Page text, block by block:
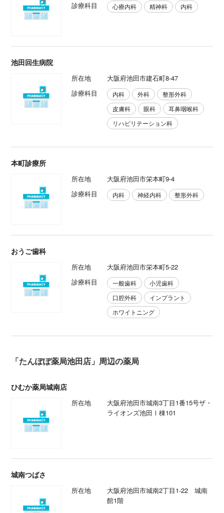
診療科目
心療内科 精神科 内科
池田回生病院
所在地
大阪府池田市建石町8-47
診療科目
内科 外科
整形外科
皮膚科
眼科
耳鼻咽喉科
リハビリテーション科
本町診療所
所在地
大阪府池田市栄本町9-4
診療科目
内科 神経内科 整形外科
おうご歯科
所在地
大阪府池田市栄本町5-22
診療科目
一般歯科
小児歯科
口腔外科
インプラント
ホワイトニング
「たんぽぽ薬局池田店」周辺の薬局
ひむか薬局城南店
所在地
大阪府池田市城南3丁目1番15号ザ・
ライオンズ池田Ⅰ棟101
城南つばさ
所在地
大阪府池田市城南2丁目1-22 城南
館1階